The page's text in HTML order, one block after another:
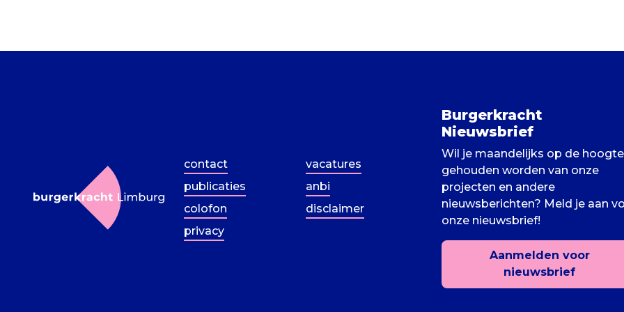
contact
vacatures
publicaties
anbi
colofon
disclaimer
privacy
Burgerkracht
Nieuwsbrief
Wil je maandelijks op de hoogte
gehouden worden van onze
projecten en andere
nieuwsberichten? Meld je aan
onze nieuwsbrief!
Aanmelden voor
nieuwsbrief